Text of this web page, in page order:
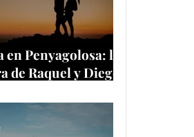
en Penyagolosa: la
de Raquel y Diego
de Castellón